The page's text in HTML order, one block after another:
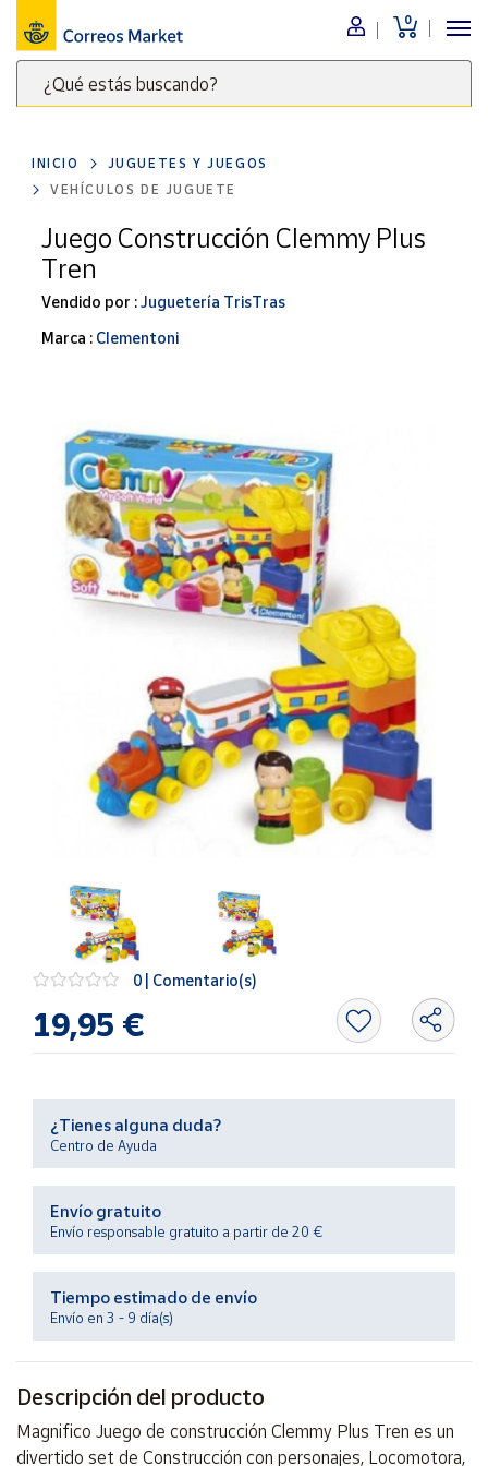
0
¿Qué estás buscando?
clave
para
buscar
productos
Correos
Market
Menú
Nuestro
catálogo
Alimentación
Ocio y cultura
Juguetes y
juegos
Libros y
Tienda de
Correos
Artesanía
Oficina y
Papelería
Para Canarias,
novedades
de Correos
Productos
Centro
de ayuda
Contacto
Vendedores
Mapa de
vendedores
vendedor
Área
vendedor
INICIO
JUGUETES Y JUEGOS
VEHÍCULOS DE JUGUETE
Juego Construcción Clemmy Plus
Tren
Vendido por :Juguetería TrisTras
Marca : Clementoni
0 | Comentario(s)
19,95 €
¿Tienes alguna duda?
Centro de Ayuda
Envío gratuito
Envío responsable gratuito a partir de 20 €
Tiempo estimado de envío
Envío en 3 - 9 día(s)
Descripción del producto
Magnifico Juego de construcción Clemmy Plus Tren es un
divertido set de Construcción con personajes, Locomotora,